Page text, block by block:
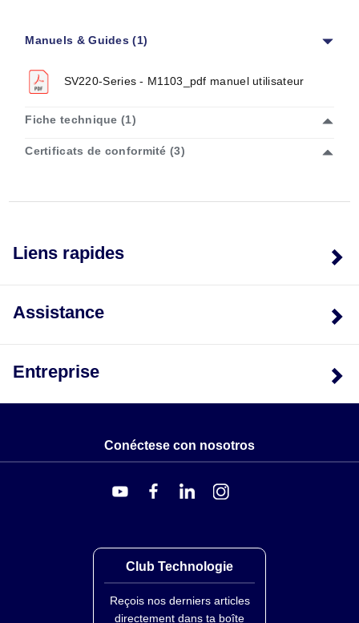
Manuels & Guides (1)
SV220-Series - M1103_pdf manuel utilisateur
Fiche technique (1)
Certificats de conformité (3)
Liens rapides
Assistance
Entreprise
Conéctese con nosotros
Club Technologie
Reçois nos derniers articles
directement dans ta boîte